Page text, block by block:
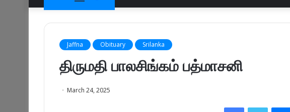
Jaffna Obituary Srilanka
திருமதி பாலசிங்கம் பத்மாசனி
March 24, 2025
FacebookTwitter